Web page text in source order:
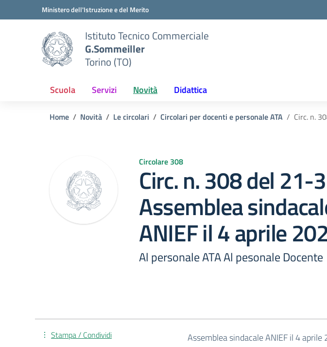
Vai ai contenuti
Vai al menu di navigazioneMinistero dell'Istruzione e del Merito
Istituto Tecnico Commerciale
G.Sommeiller
Torino (TO)
Scuola Servizi Novità Didattica
Home Novità Le circolari Circolari per docenti e personale ATA Circ. n.
Circolare 308
Circ. n. 308 del 21-
Assemblea
ANIEF il 4 aprile
Al personale ATA Al pesonale Docente
Assemblea sindacale ANIEF il 4 aprile
Stampa / Condividi